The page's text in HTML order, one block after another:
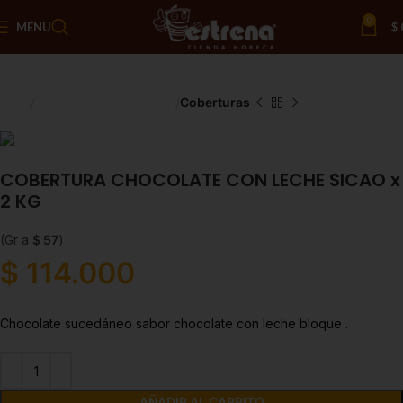
MENU 0 $
Coberturas
COBERTURA CHOCOLATE CON LECHE SICAO x
2 KG
(Gr a $ 57)
$ 114.000
Chocolate sucedáneo sabor chocolate con leche bloque .